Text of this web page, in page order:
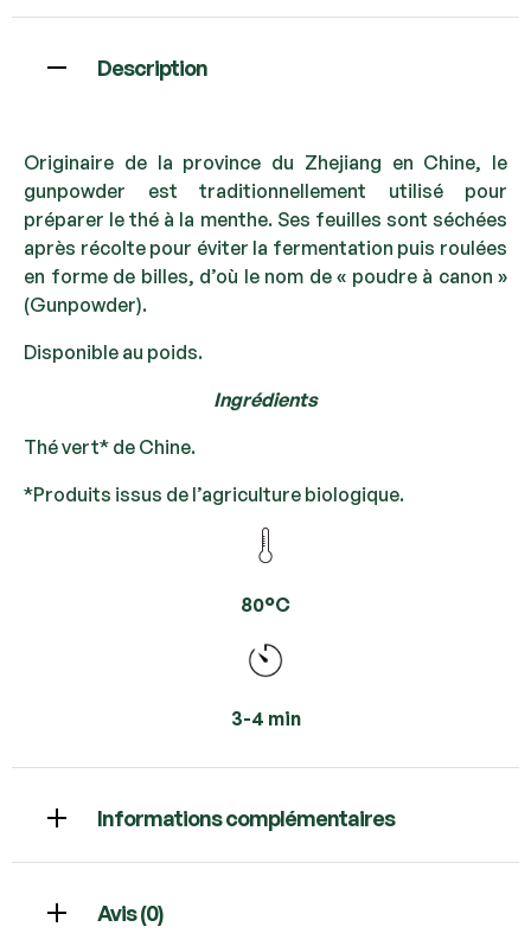
Description
Originaire de la province du Zhejiang en Chine, le
gunpowder est traditionnellement utilisé pour
préparer le thé à la menthe. Ses feuilles sont séchées
après récolte pour éviter la fermentation puis roulées
en forme de billes, d’où le nom de « poudre à canon »
(Gunpowder).
Disponible au poids.
Ingrédients
Thé vert* de Chine.
*Produits issus de l’agriculture biologique.
80°C
3-4 min
Informations complémentaires
Avis (0)